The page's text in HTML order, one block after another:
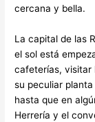
cercana y bella.
La capital de las
el sol está
cafeterías, visitar
su peculiar
hasta que en
Herrería y el